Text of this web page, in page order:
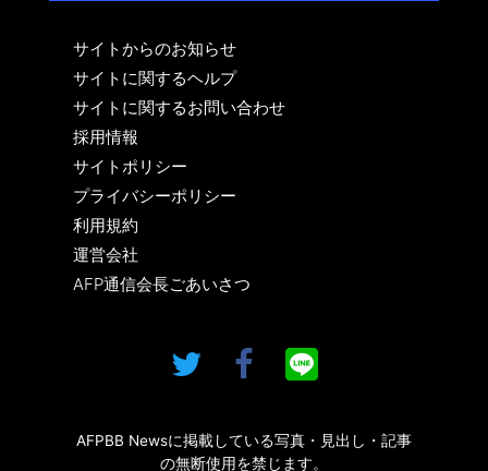
サイトからのお知らせ
サイトに関するヘルプ
サイトに関するお問い合わせ
採用情報
サイトポリシー
プライバシーポリシー
利用規約
運営会社
AFP通信会長ごあいさつ
AFPBB Newsに掲載している写真・見出し・記事
の無断使用を禁じます。